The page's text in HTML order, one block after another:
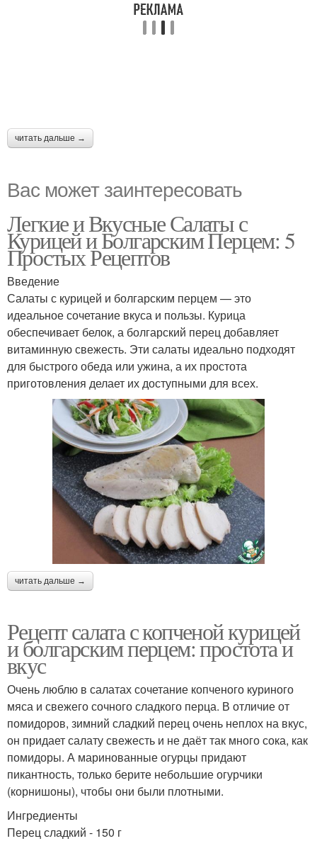
читать дальше →
Вас может заинтересовать
Легкие и Вкусные Салаты с
Курицей и Болгарским Перцем: 5
Простых Рецептов
Введение
Салаты с курицей и болгарским перцем — это
идеальное сочетание вкуса и пользы. Курица
обеспечивает белок, а болгарский перец добавляет
витаминную свежесть. Эти салаты идеально подходят
для быстрого обеда или ужина, а их простота
приготовления делает их доступными для всех.
читать дальше →
Рецепт салата с копченой курицей
и болгарским перцем: простота и
вкус
Очень люблю в салатах сочетание копченого куриного
мяса и свежего сочного сладкого перца. В отличие от
помидоров, зимний сладкий перец очень неплох на вкус,
он придает салату свежесть и не даёт так много сока, как
помидоры. А маринованные огурцы придают
пикантность, только берите небольшие огурчики
(корнишоны), чтобы они были плотными.
Ингредиенты
Перец сладкий - 150 г